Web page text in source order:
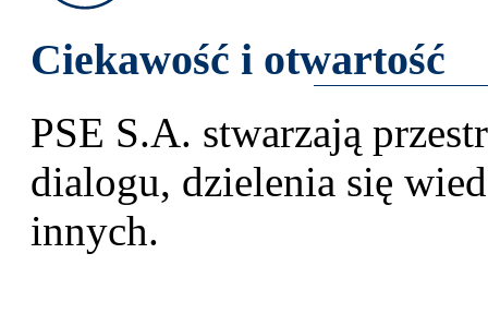
Ciekawość i otwartość
PSE S.A. stwarzają
dialogu, dzielenia się
innych.